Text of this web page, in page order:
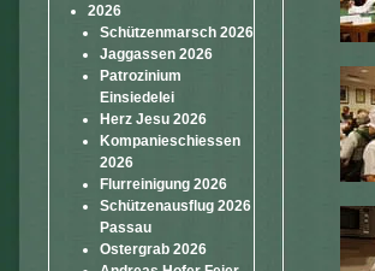
2026
Schützenmarsch 2026
Jaggassen 2026
Patrozinium
Einsiedelei
Herz Jesu 2026
Kompanieschiessen
2026
Flurreinigung 2026
Schützenausflug 2026
Passau
Ostergrab 2026